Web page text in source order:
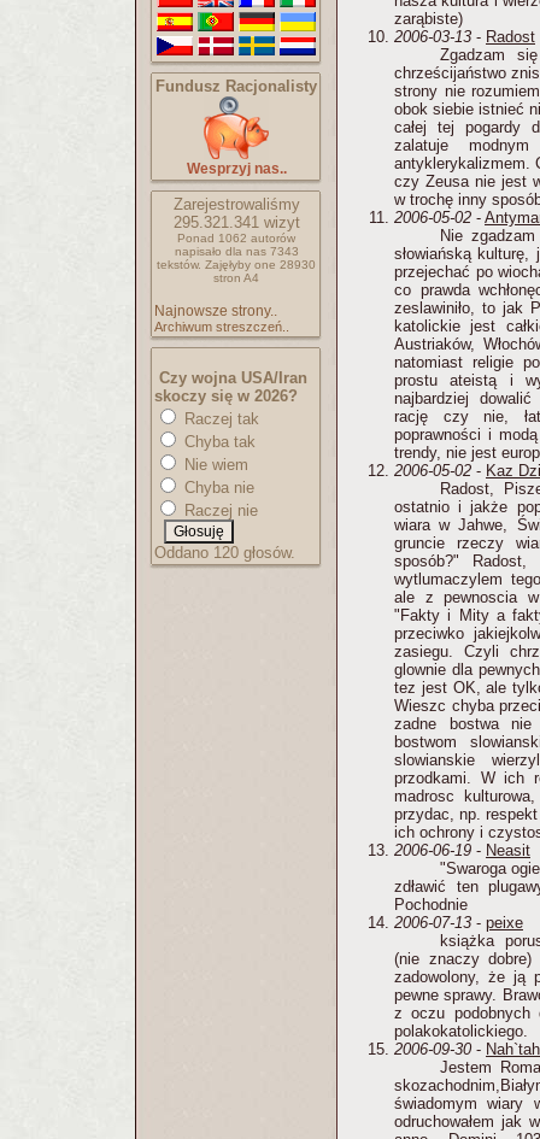
Fundusz Racjonalisty
Wesprzyj nas..
Zarejestrowaliśmy
295.321.341wizyt
Ponad 1062 autorów
napisało dla nas 7343
tekstów. Zajęłyby one 28930
stron A4
Najnowsze strony..
Archiwum streszczeń..
Czy wojna USA/Iran
skoczy się w 2026?
Raczej tak
Chyba tak
Nie wiem
Chyba nie
Raczej nie
Oddano 120 głosów.
zarąbiste)
2006-03-13 - Radost
Zgadzam
chrześcijaństwo
strony nie
obok siebie istnieć
całej tej pogardy
zalatuje
antyklerykalizmem.
czy Zeusa nie jest
w trochę inny
2006-05-02 -
Nie
słowiańską
przejechać po
co prawda
zeslawiniło, to jak
katolickie jest
Austriaków,
natomiast religie
prostu ateistą i
najbardziej
rację czy nie,
poprawności i
trendy, nie jest
2006-05-02 - Kaz
Radost,
ostatnio i jakże
wiara w Jahwe,
gruncie rzeczy
sposób?"
wytlumaczylem
ale z pewnoscia
"Fakty i Mity a
przeciwko
zasiegu. Czyli
glownie dla
tez jest OK, ale
Wieszc chyba
zadne bostwa
bostwom
slowianskie
przodkami. W ich
madrosc
przydac, np.
ich ochrony i
2006-06-19 - Neasit
"Swaroga
zdławić ten
Pochodnie
2006-07-13 - peixe
książka
(nie znaczy
zadowolony, że ją
pewne sprawy.
z oczu podobnych
polakokatolickiego.
2006-09-30 -
Jestem
świadomym wiary
odruchowałem jak